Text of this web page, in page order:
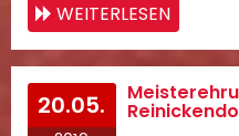
WEITERLESEN
20.05.